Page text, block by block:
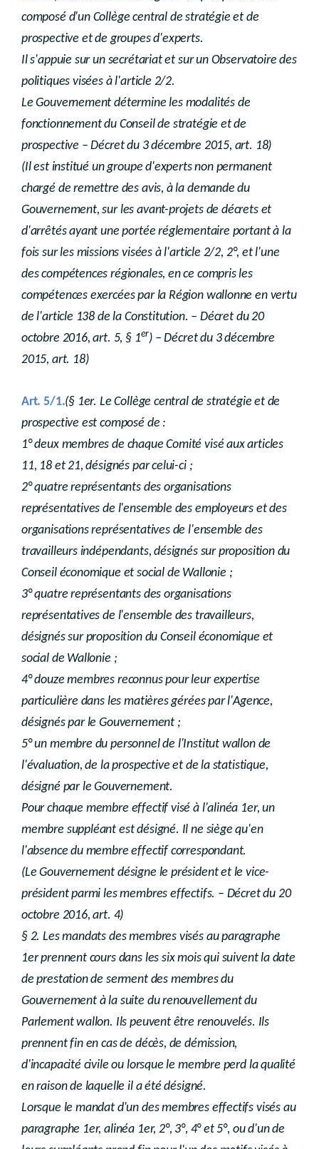
composé d'un Collège central de stratégie et de
prospective et de groupes d'experts.
Il s'appuie sur un secrétariat et sur un Observatoire des
politiques visées à l'article 2/2.
Le Gouvernement détermine les modalités de
fonctionnement du Conseil de stratégie et de
prospective – Décret du 3 décembre 2015, art. 18)
(Il est institué un groupe d'experts non permanent
chargé de remettre des avis, à la demande du
Gouvernement, sur les avant-projets de décrets et
d'arrêtés ayant une portée réglementaire portant à la
fois sur les missions visées à l'article 2/2, 2°, et l'une
des compétences régionales, en ce compris les
compétences exercées par la Région wallonne en vertu
de l'article 138 de la Constitution. – Décret du 20
octobre 2016, art. 5, § 1er) – Décret du 3 décembre
2015, art. 18)
Art. 5/1.(§ 1er. Le Collège central de stratégie et de
prospective est composé de :
1° deux membres de chaque Comité visé aux articles
11, 18 et 21, désignés par celui-ci ;
2° quatre représentants des organisations
représentatives de l'ensemble des employeurs et des
organisations représentatives de l'ensemble des
travailleurs indépendants, désignés sur proposition du
Conseil économique et social de Wallonie ;
3° quatre représentants des organisations
représentatives de l'ensemble des travailleurs,
désignés sur proposition du Conseil économique et
social de Wallonie ;
4° douze membres reconnus pour leur expertise
particulière dans les matières gérées par l'Agence,
désignés par le Gouvernement ;
5° un membre du personnel de l'Institut wallon de
l'évaluation, de la prospective et de la statistique,
désigné par le Gouvernement.
Pour chaque membre effectif visé à l'alinéa 1er, un
membre suppléant est désigné. Il ne siège qu'en
l'absence du membre effectif correspondant.
(Le Gouvernement désigne le président et le vice-
président parmi les membres effectifs. – Décret du 20
octobre 2016, art. 4)
§ 2. Les mandats des membres visés au paragraphe
1er prennent cours dans les six mois qui suivent la date
de prestation de serment des membres du
Gouvernement à la suite du renouvellement du
Parlement wallon. Ils peuvent être renouvelés. Ils
prennent fin en cas de décès, de démission,
d'incapacité civile ou lorsque le membre perd la qualité
en raison de laquelle il a été désigné.
Lorsque le mandat d'un des membres effectifs visés au
paragraphe 1er, alinéa 1er, 2°, 3°, 4° et 5°, ou d'un de